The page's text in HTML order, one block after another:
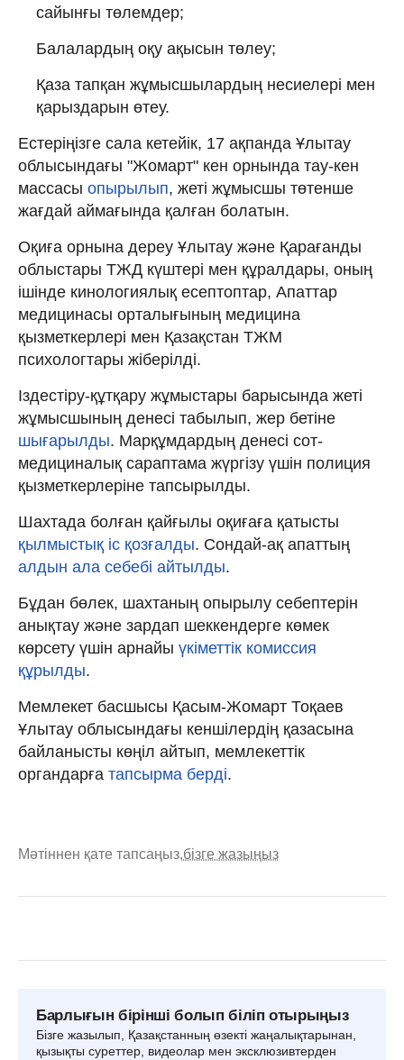
сайынғы төлемдер;
Балалардың оқу ақысын төлеу;
Қаза тапқан жұмысшылардың несиелері мен
қарыздарын өтеу.
Естеріңізге сала кетейік, 17 ақпанда Ұлытау
облысындағы "Жомарт" кен орнында тау-кен
массасы опырылып, жеті жұмысшы төтенше
жағдай аймағында қалған болатын.
Оқиға орнына дереу Ұлытау және Қарағанды
облыстары ТЖД күштері мен құралдары, оның
ішінде кинологиялық есептоптар, Апаттар
медицинасы орталығының медицина
қызметкерлері мен Қазақстан ТЖМ
психологтары жіберілді.
Іздестіру-құтқару жұмыстары барысында жеті
жұмысшының денесі табылып, жер бетіне
шығарылды. Марқұмдардың денесі сот-
медициналық сараптама жүргізу үшін полиция
қызметкерлеріне тапсырылды.
Шахтада болған қайғылы оқиғаға қатысты
қылмыстық іс қозғалды. Сондай-ақ апаттың
алдын ала себебі айтылды.
Бұдан бөлек, шахтаның опырылу себептерін
анықтау және зардап шеккендерге көмек
көрсету үшін арнайы үкіметтік комиссия
құрылды.
Мемлекет басшысы Қасым-Жомарт Тоқаев
Ұлытау облысындағы кеншілердің қазасына
байланысты көңіл айтып, мемлекеттік
органдарға тапсырма берді.
Мәтіннен қате тапсаңыз,бізге жазыңыз
Барлығын бірінші болып біліп отырыңыз
Бізге жазылып, Қазақстанның өзекті жаңалықтарынан,
қызықты суреттер, видеолар мен эксклюзивтерден